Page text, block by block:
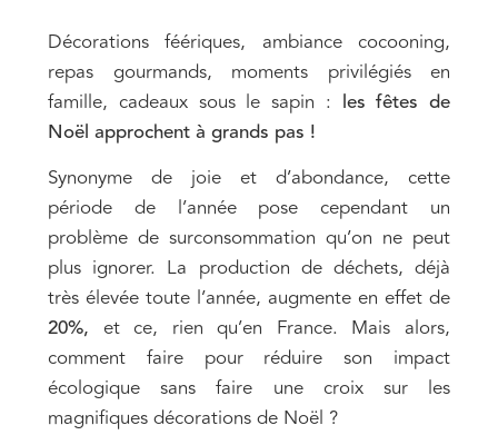
Décorations féériques, ambiance cocooning,
repas gourmands, moments privilégiés en
famille, cadeaux sous le sapin : les fêtes de
Noël approchent à grands pas !
Synonyme de joie et d’abondance, cette
période de l’année pose cependant un
problème de surconsommation qu’on ne peut
plus ignorer. La production de déchets, déjà
très élevée toute l’année, augmente en effet de
20%, et ce, rien qu’en France. Mais alors,
comment faire pour réduire son impact
écologique sans faire une croix sur les
magnifiques décorations de Noël ?